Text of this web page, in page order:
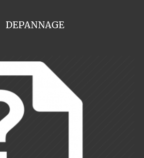
DEPANNAGE